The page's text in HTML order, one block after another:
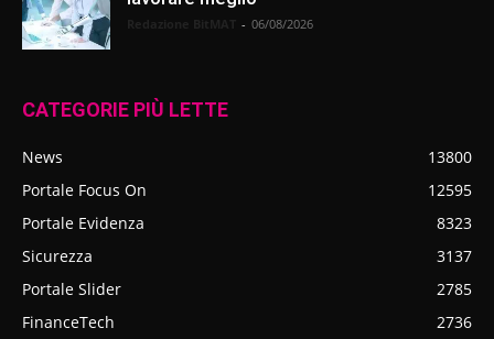
- 06/08/2026
CATEGORIE PIÙ LETTE
News
13800
Portale Focus On
12595
Portale Evidenza
8323
Sicurezza
3137
Portale Slider
2785
FinanceTech
2736